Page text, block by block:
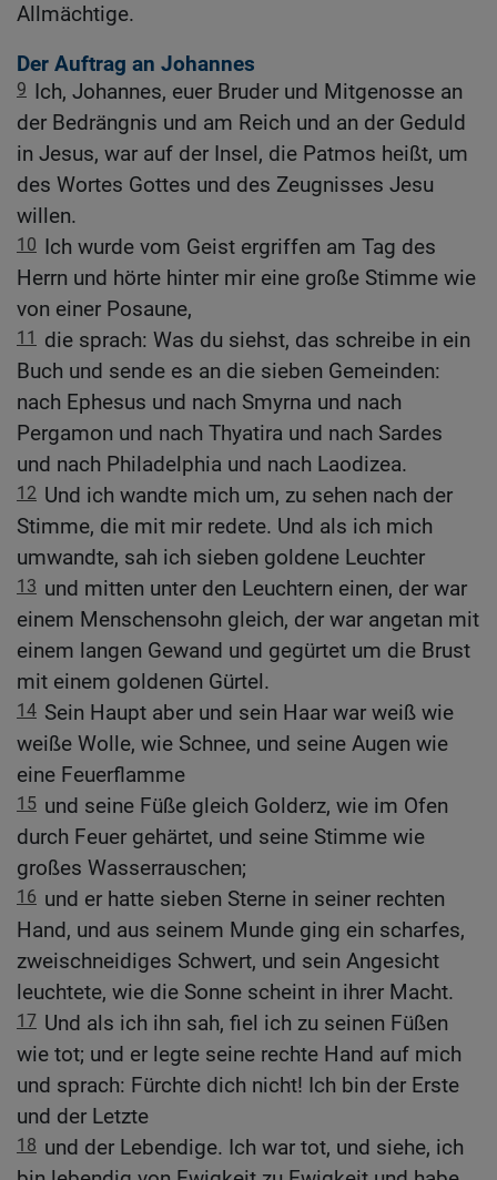
Allmächtige.
Der Auftrag an Johannes
9 Ich, Johannes, euer Bruder und Mitgenosse an
der Bedrängnis und am Reich und an der Geduld
in Jesus, war auf der Insel, die Patmos heißt, um
des Wortes Gottes und des Zeugnisses Jesu
willen.
10 Ich wurde vom Geist ergriffen am Tag des
Herrn und hörte hinter mir eine große Stimme wie
von einer Posaune,
11
die sprach: Was du siehst, das schreibe in ein
Buch und sende es an die sieben Gemeinden:
nach Ephesus und nach Smyrna und nach
Pergamon und nach Thyatira und nach Sardes
und nach Philadelphia und nach Laodizea.
12 Und ich wandte mich um, zu sehen nach der
Stimme, die mit mir redete. Und als ich mich
umwandte, sah ich sieben goldene Leuchter
13 und mitten unter den Leuchtern einen, der war
einem Menschensohn gleich, der war angetan mit
einem langen Gewand und gegürtet um die Brust
mit einem goldenen Gürtel.
14 Sein Haupt aber und sein Haar war weiß wie
weiße Wolle, wie Schnee, und seine Augen wie
eine Feuerflamme
15 und seine Füße gleich Golderz, wie im Ofen
durch Feuer gehärtet, und seine Stimme wie
großes Wasserrauschen;
16 und er hatte sieben Sterne in seiner rechten
Hand, und aus seinem Munde ging ein scharfes,
zweischneidiges Schwert, und sein Angesicht
leuchtete, wie die Sonne scheint in ihrer Macht.
17 Und als ich ihn sah, fiel ich zu seinen Füßen
wie tot; und er legte seine rechte Hand auf mich
und sprach: Fürchte dich nicht! Ich bin der Erste
und der Letzte
18 und der Lebendige. Ich war tot, und siehe, ich